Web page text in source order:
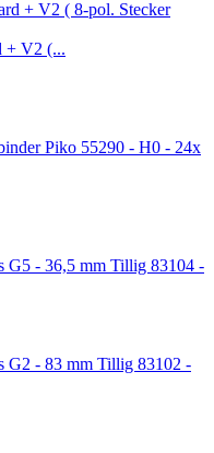
+ V2 (...
Piko 55290 - H0 - 24x
Tillig 83104 -
Tillig 83102 -